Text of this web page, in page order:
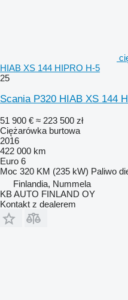
HIAB XS 144 HIPRO H-5
25
Scania P320 HIAB XS 144
51 900 € ≈ 223 500 zł
Ciężarówka burtowa
2016
422 000 km
Euro 6
Moc 320 KM (235 kW) Paliwo
Finlandia, Nummela
KB AUTO FINLAND OY
Kontakt z dealerem